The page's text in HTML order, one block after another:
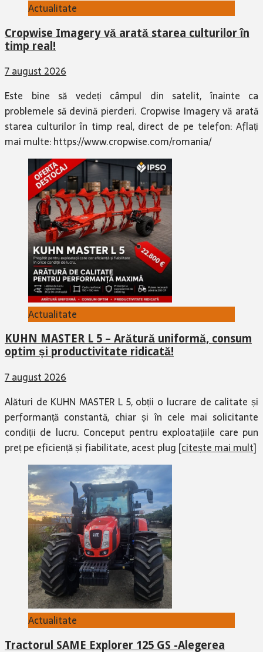
Actualitate
Cropwise Imagery vă arată starea culturilor în
timp real!
7 august 2026
Este bine să vedeți câmpul din satelit, înainte ca
problemele să devină pierderi. Cropwise Imagery vă arată
starea culturilor în timp real, direct de pe telefon: Aflați
mai multe: https://www.cropwise.com/romania/
Actualitate
KUHN MASTER L 5 – Arătură uniformă, consum
optim și productivitate ridicată!
7 august 2026
Alături de KUHN MASTER L 5, obții o lucrare de calitate și
performanță constantă, chiar și în cele mai solicitante
condiții de lucru. Conceput pentru exploatațiile care pun
preț pe eficiență și fiabilitate, acest plug [citește mai mult]
Actualitate
Tractorul SAME Explorer 125 GS -Alegerea